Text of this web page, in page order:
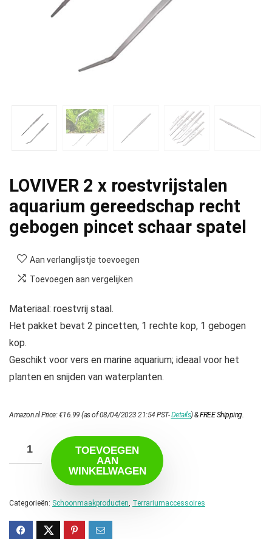
LOVIVER 2 x roestvrijstalen
aquarium gereedschap recht
gebogen pincet schaar spatel
Aan verlanglijstje toevoegen
Toevoegen aan vergelijken
Materiaal: roestvrij staal.
Het pakket bevat 2 pincetten, 1 rechte kop, 1 gebogen
kop.
Geschikt voor vers en marine aquarium; ideaal voor het
planten en snijden van waterplanten.
Amazon.nl Price:€16.99 (as of 08/04/2023 21:54 PST-Details)&FREE Shipping.
TOEVOEGEN
AAN
WINKELWAGEN
Categorieën: Schoonmaakproducten Terrariumaccessoires